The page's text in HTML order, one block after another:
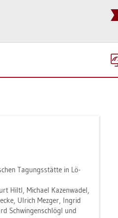
Ta­gungs­stät­te in Lö­
Hiltl, Mi­cha­el Ka­zen­wa­del,
Ul­rich Mez­ger, In­grid
Schwin­gen­schlögl und